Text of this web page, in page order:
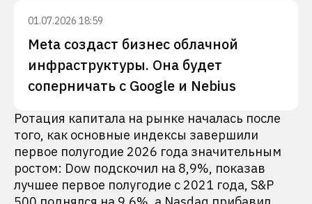
01.07.2026 18:59
Meta создаст бизнес облачной
инфраструктуры. Она будет
соперничать с Google и Nebius
Ротация капитала на рынке началась после
того, как основные индексы завершили
первое полугодие 2026 года значительным
ростом: Dow подскочил на 8,9%, показав
лучшее первое полугодие с 2021 года, S&P